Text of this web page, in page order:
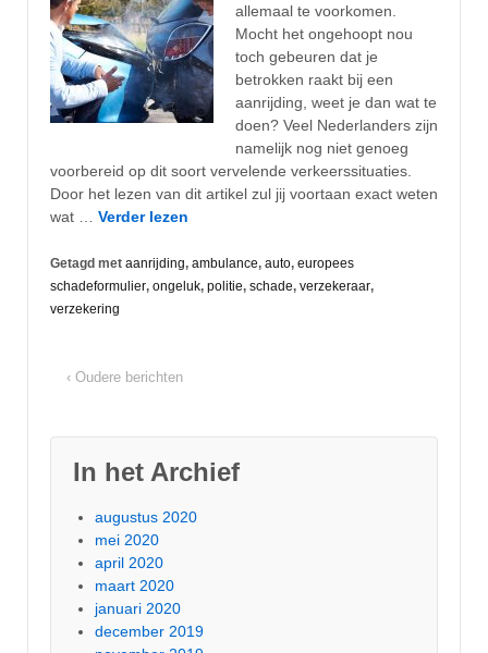
allemaal te voorkomen.
Mocht het ongehoopt nou
toch gebeuren dat je
betrokken raakt bij een
aanrijding, weet je dan wat te
doen? Veel Nederlanders zijn
namelijk nog niet genoeg
voorbereid op dit soort vervelende verkeerssituaties.
Door het lezen van dit artikel zul jij voortaan exact weten
wat … Verder lezen
Getagd met aanrijding, ambulance, auto, europees
schadeformulier, ongeluk, politie, schade, verzekeraar,
verzekering
‹ Oudere berichten
In het Archief
augustus 2020
mei 2020
april 2020
maart 2020
januari 2020
december 2019